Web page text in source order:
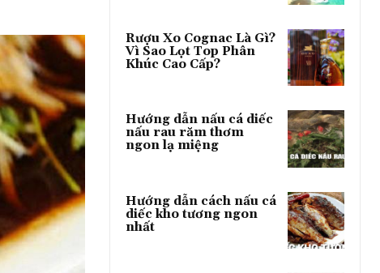
Rượu Xo Cognac Là Gì?
Vì Sao Lọt Top Phân
Khúc Cao Cấp?
Hướng dẫn nấu cá diếc
nấu rau răm thơm
ngon lạ miệng
Hướng dẫn cách nấu cá
diếc kho tương ngon
nhất